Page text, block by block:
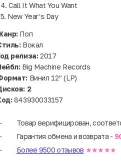
Call It What You Want
New Year's Day
Поп
Вокал
релиза: 2017
Big Machine Records
Винил 12” (LP)
2
843930033157
Товар верифицирован,
Гарантия обмена и возврата -
Более 9500 отзывов ★★★★★